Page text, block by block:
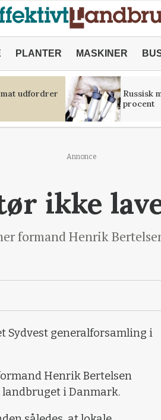
PLANTER MASKINER
udfordrer
Russisk
procent
Annonce
ikke
formand Henrik
Sydvest generalforsamling i
Henrik Bertelsen
landbruget i Danmark.